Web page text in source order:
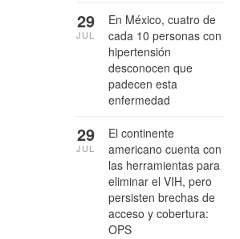
En México, cuatro de
cada 10 personas con
hipertensión
desconocen que
padecen esta
enfermedad
29
JUL
El continente
americano cuenta con
las herramientas para
eliminar el VIH, pero
persisten brechas de
acceso y cobertura:
OPS
29
JUL